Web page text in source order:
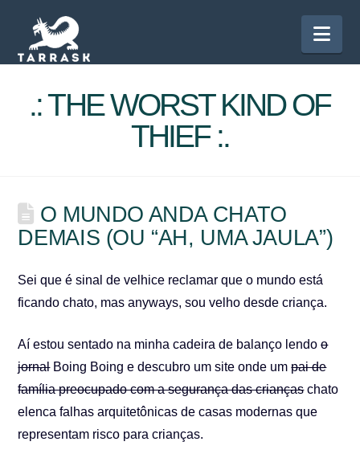
.: THE WORST KIND OF
THIEF :.
O MUNDO ANDA CHATO
DEMAIS (OU “AH, UMA JAULA”)
Sei que é sinal de velhice reclamar que o mundo está
ficando chato, mas anyways, sou velho desde criança.
Aí estou sentado na minha cadeira de balanço lendoo
jornalBoing Boing e descubro um site onde umpai de
família preocupado com a segurança das criançaschato
elenca falhas arquitetônicas de casas modernas que
representam risco para crianças.